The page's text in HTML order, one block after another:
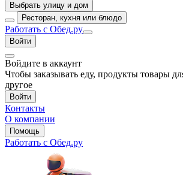
Выбрать улицу и дом
Ресторан, кухня или блюдо
Работать с Обед.ру
Войти
Войдите в аккаунт
Чтобы заказывать еду, продукты товары
другое
Войти
Контакты
О компании
Помощь
Работать с Обед.ру